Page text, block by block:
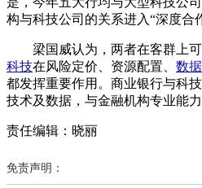
构与科技公司的关系进入“深度合
梁国威认为，两者在客群上可
科技在风险定价、资源配置、 数
都发挥重要作用。商业银行与科
技术及数据，与金融机构专业能力
责任编辑：晓丽
免责声明：